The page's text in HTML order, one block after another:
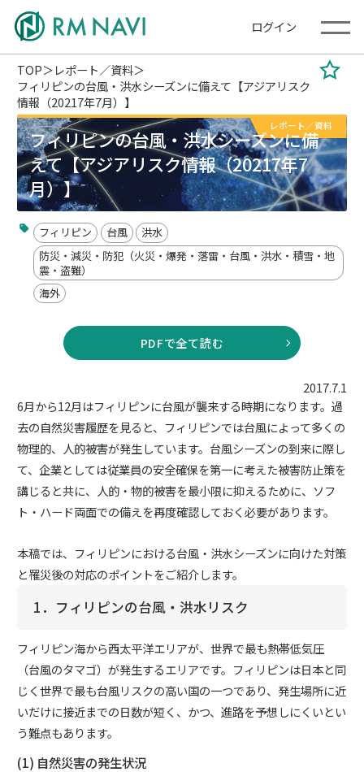
ログイン
TOP
レポート／資料
フィリピンの台風・洪水シーズンに備えて【アジアリスク
情報（20217年7月）】
レポート／資料
フィリピンの台風・洪水シーズンに備
えて【アジアリスク情報（20217年7
月）】
フィリピン 台風
洪水
防災・減災・防犯（火災・爆発・落雷・台風・洪水・積雪・地
震・盗難）
海外
PDFで全て読む
2017.7.1
6月から12月はフィリピンに台風が襲来する時期になります。過
去の自然災害履歴を見ると、フィリピンでは台風によって多くの
物理的、人的被害が発生しています。台風シーズンの到来に際し
て、企業としては従業員の安全確保を第一に考えた被害防止策を
講じると共に、人的・物的被害を最小限に抑えるために、ソフ
ト・ハード両面での備えを再度確認しておく必要があります。
本稿では、フィリピンにおける台風・洪水シーズンに向けた対策
と罹災後の対応のポイントをご紹介します。
1．フィリピンの台風・洪水リスク
フィリピン海から西太平洋エリアが、世界で最も熱帯低気圧
（台風のタマゴ）が発生するエリアです。フィリピンは日本と同
じく世界で最も台風リスクの高い国の一つであり、発生場所に近
いだけに接近までの日数が短く、かつ、進路を予想しにくいとい
う難点もあります。
(1) 自然災害の発生状況